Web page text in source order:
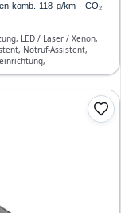
komb. 118 g/km · CO₂-
LED / Laser / Xenon,
Notruf-Assistent,
und Seiten-Airbags